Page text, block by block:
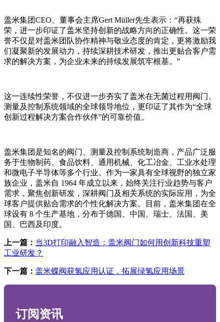
盖米集团CEO、董事会主席Gert Müller先生表示：“再获殊
荣，进一步印证了盖米坚持创新的战略方向的正确性。这一荣
誉不仅是对盖米团队协作精神与敬业态度的肯定，更将激励我
们凝聚新的发展动力，持续深耕技术研发，推出更贴合客户需
求的解决方案，为企业未来的持续发展筑牢根基。”
这一连续性荣誉，不仅进一步夯实了盖米在无菌过程用阀门、
测量及控制系统领域的全球领导地位，更印证了其作为“全球
创新过程解决方案合作伙伴”的可靠价值。
盖米集团是知名的阀门、测量及控制系统制造商，产品广泛服
务于生物制药、食品饮料、通用机械、化工冶金、工业水处理
和微电子半导体等多个行业。作为一家具有全球视野的独立家
族企业，盖米自 1964 年成立以来，始终关注行业趋势与客户
需求，聚焦创新研发，深耕阀门及相关系统的实际应用，为全
球客户提供贴合需求的个性化解决方案。目前，盖米集团在全
球设有 8 个生产基地，分布于德国、中国、瑞士、法国、美
国、巴西及印度。
上一篇： 当3D打印融入智造：盖米阀门如何用创新科技重塑
工业研发？
下一篇： 盖米蝶阀获氢应用认证，拓展绿氢应用场景
订阅资讯